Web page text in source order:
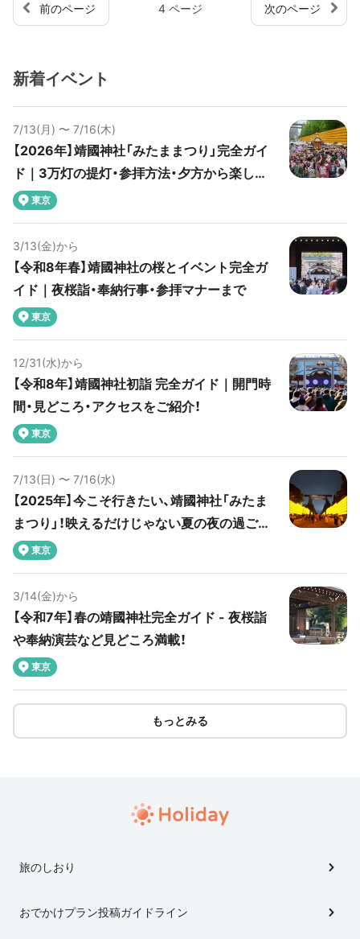
前のページ 4 ページ 次のページ
新着イベント
7/13(月) 〜 7/16(木)
【2026年】靖國神社「みたままつり」完全ガイ
ド｜3万灯の提灯・参拝方法・夕方から楽しめ
るプランを紹介
東京
3/13(金)から
【令和8年春】靖國神社の桜とイベント完全ガ
イド｜夜桜詣・奉納行事・参拝マナーまで
東京
12/31(水)から
【令和8年】靖國神社初詣 完全ガイド｜開門時
間・見どころ・アクセスをご紹介！
東京
7/13(日) 〜 7/16(水)
【2025年】今こそ行きたい、靖國神社「みたま
まつり」！映えるだけじゃない夏の夜の過ごし
方 東京
3/14(金)から
【令和7年】春の靖國神社完全ガイド - 夜桜詣
や奉納演芸など見どころ満載！
東京
もっとみる
旅のしおり
おでかけプラン投稿ガイドライン